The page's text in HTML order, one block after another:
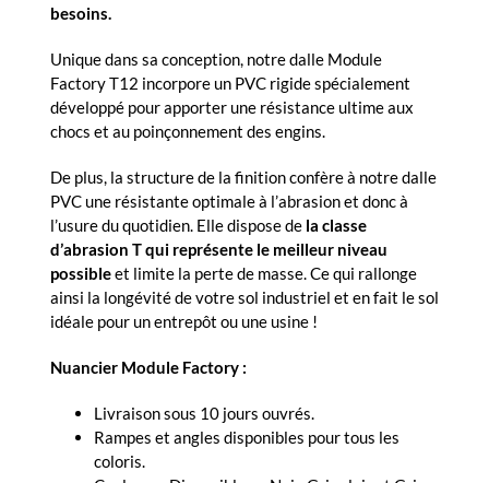
besoins.
Unique dans sa conception, notre dalle Module
Factory T12 incorpore un PVC rigide spécialement
développé pour apporter une résistance ultime aux
chocs et au poinçonnement des engins.
De plus, la structure de la finition confère à notre dalle
PVC une résistante optimale à l’abrasion et donc à
l’usure du quotidien. Elle dispose de la classe
d’abrasion T qui représente le meilleur niveau
possibleet limite la perte de masse. Ce qui rallonge
ainsi la longévité de votre sol industriel et en fait le sol
idéale pour un entrepôt ou une usine !
Nuancier Module Factory :
Livraison sous 10 jours ouvrés.
Rampes et angles disponibles pour tous les
coloris.